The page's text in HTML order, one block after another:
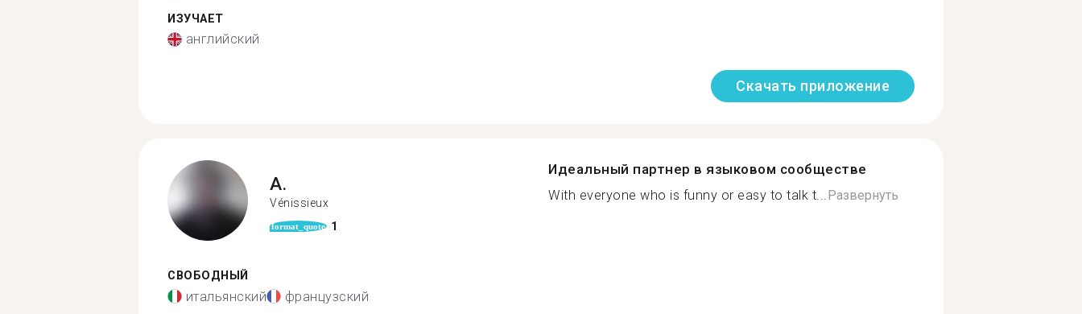
ИЗУЧАЕТ
английский
Скачать приложение
A.
Vénissieux
format_quote 1
СВОБОДНЫЙ
итальянский французский
Идеальный партнер в языковом сообществе
With everyone who is funny or easy to talk t...Развернуть